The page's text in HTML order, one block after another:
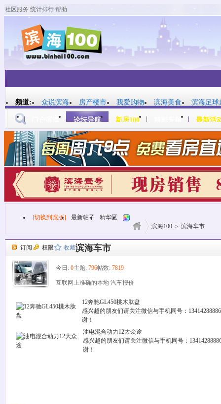
社区服务 统计排行 帮助
平板模式
门户滨海 论坛导航 新居100 精彩专题 最新活
频道: 众说滨海 房产楼市 我爱购物 滨海美食 滨海足球
帖子
[切换到宽版] 最新帖子
精华区
滨海100 > 滨海车市
订阅 权限 滨海车市
收藏
今日: 0主题: 796帖数: 7819
互联网上准确的本地 汽车报价
12奔驰GL450桃木肽盘
感兴越的朋友们请关注微信与手机同号：
谢！
油电混合动力12大众途
感兴越的朋友们请关注微信与手机同号：
谢！